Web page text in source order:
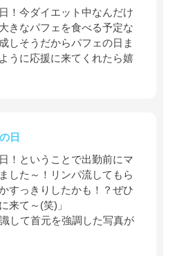
！今ダイエット中なんだけ
きなパフェを食べる予定な
しそうだからパフェの日ま
うに応援に来てくれたら嬉
日
！ということで出勤前にマ
した～！リンパ流してもら
すっきりしたかも！？ぜひ
来て～(笑)」
して首元を強調した写真が